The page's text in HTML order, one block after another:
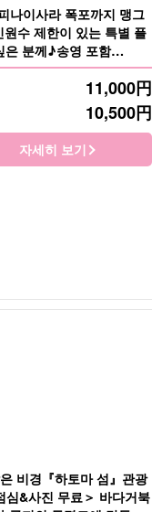
나이사라 폭포까지 맹그
수 제한이 있는 특별 플
은 분께♪송영 포함
11,000円
10,500円
자세히 보기
비경『하토마 섬』관광
심&사진 무료＞ 바다거북